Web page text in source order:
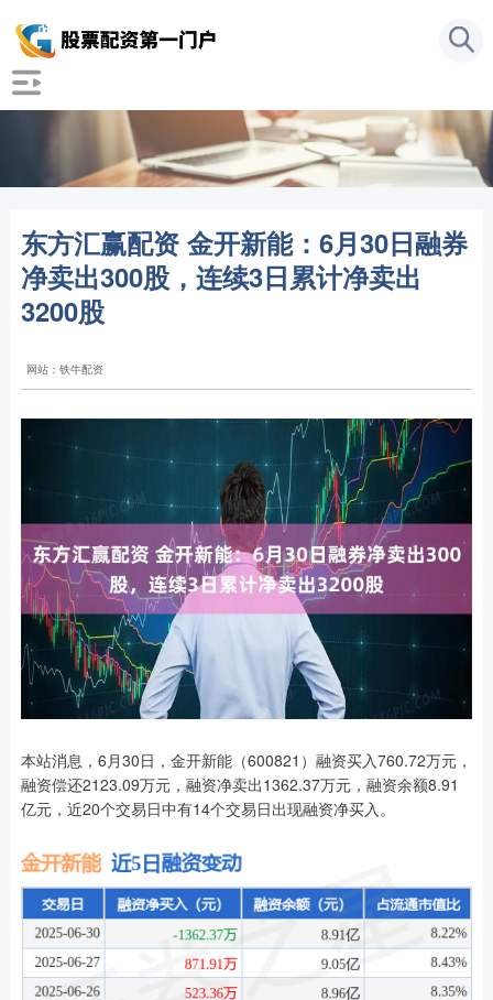
东方汇赢配资 金开新能：6月30日融券
净卖出300股，连续3日累计净卖出
3200股
网站：铁牛配资
本站消息，6月30日，金开新能（600821）融资买入760.72万元，
融资偿还2123.09万元，融资净卖出1362.37万元，融资余额8.91
亿元，近20个交易日中有14个交易日出现融资净买入。